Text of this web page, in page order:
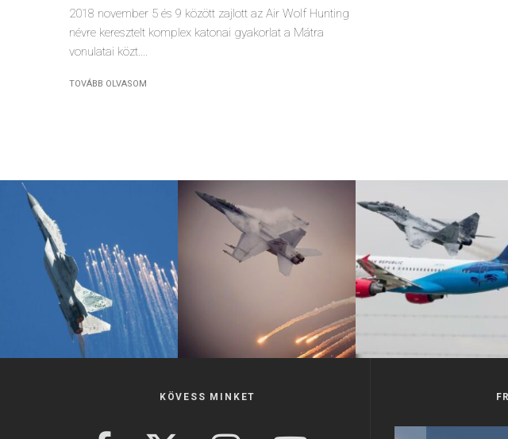
2018 november 5 és 9 között zajlott az Air Wolf Hunting
névre keresztelt komplex katonai gyakorlat a Mátra
vonulatai közt....
TOVÁBB OLVASOM
KÖVESS MINKET